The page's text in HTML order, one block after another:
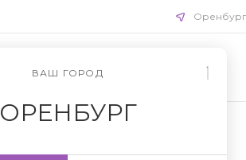
Оренбург
ВАШ ГОРОД
ОРЕНБУРГ